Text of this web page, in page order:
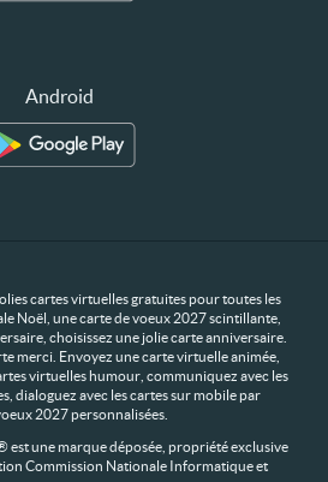
Android
cartes virtuelles gratuites pour toutes les
Noël, une carte de voeux 2027 scintillante,
choisissez une jolie carte anniversaire.
merci. Envoyez une carte virtuelle animée,
virtuelles humour, communiquez avec les
dialoguez avec les cartes sur mobile par
2027 personnalisées.
une marque déposée, propriété exclusive
Commission Nationale Informatique et